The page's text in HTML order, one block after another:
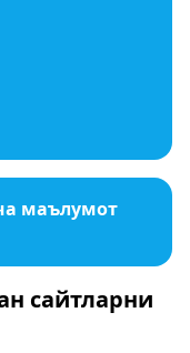
маълумот
сайтларни